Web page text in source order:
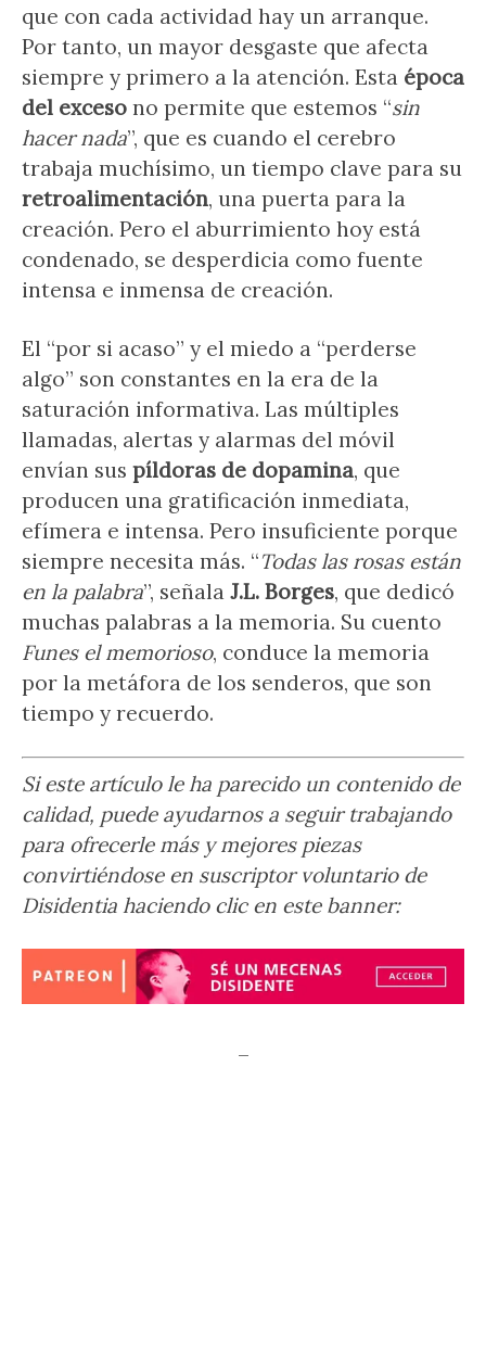
que con cada actividad hay un arranque.
Por tanto, un mayor desgaste que afecta
siempre y primero a la atención. Esta época
del exceso no permite que estemos “sin
hacer nada”, que es cuando el cerebro
trabaja muchísimo, un tiempo clave para su
retroalimentación, una puerta para la
creación. Pero el aburrimiento hoy está
condenado, se desperdicia como fuente
intensa e inmensa de creación.
El “por si acaso” y el miedo a “perderse
algo” son constantes en la era de la
saturación informativa. Las múltiples
llamadas, alertas y alarmas del móvil
envían sus píldoras de dopamina, que
producen una gratificación inmediata,
efímera e intensa. Pero insuficiente porque
siempre necesita más. “Todas las rosas están
en la palabra”, señala J.L. Borges, que dedicó
muchas palabras a la memoria. Su cuento
Funes el memorioso, conduce la memoria
por la metáfora de los senderos, que son
tiempo y recuerdo.
Si este artículo le ha parecido un contenido de
calidad, puede ayudarnos a seguir trabajando
para ofrecerle más y mejores piezas
convirtiéndose en suscriptor voluntario de
Disidentia haciendo clic en este banner:
–